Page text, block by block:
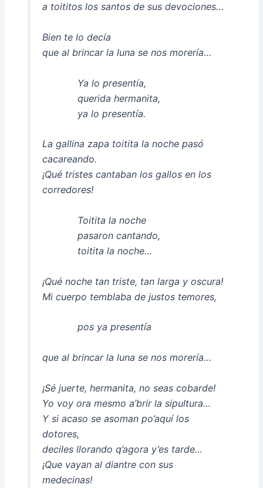
a toititos los santos de sus devociones…
Bien te lo decía
que al brincar la luna se nos morería…
Ya lo presentía,
querida hermanita,
ya lo presentía.
La gallina zapa toitita la noche pasó
cacareando.
¡Qué tristes cantaban los gallos en los
corredores!
Toitita la noche
pasaron cantando,
toitita la noche…
¡Qué noche tan triste, tan larga y oscura!
Mi cuerpo temblaba de justos temores,
pos ya presentía
que al brincar la luna se nos morería…
¡Sé juerte, hermanita, no seas cobarde!
Yo voy ora mesmo a’brir la sipultura…
Y si acaso se asoman po’aquí los
dotores,
deciles llorando q’agora y’es tarde…
¡Que vayan al diantre con sus
medecinas!